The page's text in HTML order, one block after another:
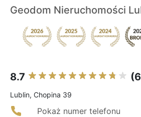
Geodom Nieruchomości
8.7
Lublin, Chopina 39
Pokaż numer telefonu